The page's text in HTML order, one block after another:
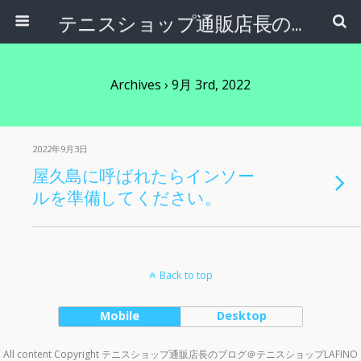
テニスショップ通販店長のブログ＠テニスショップLAFINO 西山克久
Archives › 9月 3rd, 2022
2022年9月3日
屋久島に呼ばれたらインソー
ルを準備してください。
Back to top
Mobile Desktop
All content Copyright テニスショップ通販店長のブログ＠テニスショップLAFINO